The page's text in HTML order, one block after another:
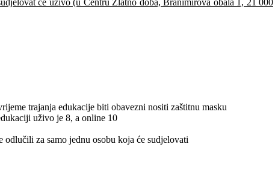
trajanja edukacije biti obavezni nositi zaštitnu masku
uživo je 8, a online 10
za samo jednu osobu koja će sudjelovati